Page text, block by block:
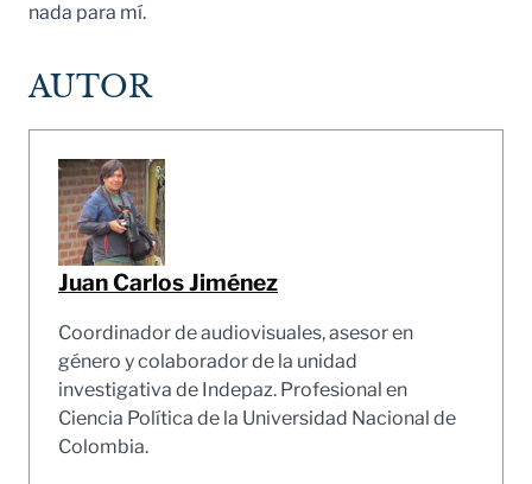
nada para mí.
AUTOR
Juan Carlos Jiménez
Coordinador de audiovisuales, asesor en
género y colaborador de la unidad
investigativa de Indepaz. Profesional en
Ciencia Política de la Universidad Nacional de
Colombia.